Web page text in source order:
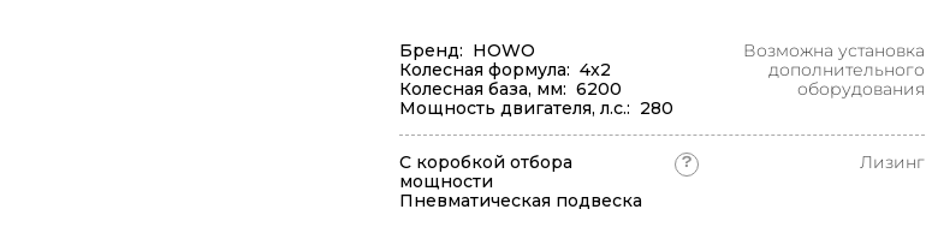
Бренд: HOWO
Колесная формула: 4x2
Колесная база, мм: 6200
Мощность двигателя, л.с.: 280
Возможна установка
дополнительного
оборудования
С коробкой отбора
мощности
Пневматическая подвеска
? Лизинг